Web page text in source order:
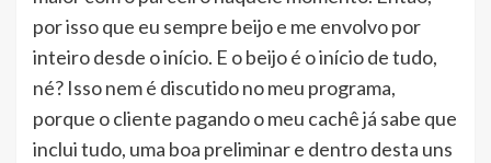
por isso que eu sempre beijo e me envolvo por
inteiro desde o início. E o beijo é o início de tudo,
né? Isso nem é discutido no meu programa,
porque o cliente pagando o meu cachê já sabe que
inclui tudo, uma boa preliminar e dentro desta uns